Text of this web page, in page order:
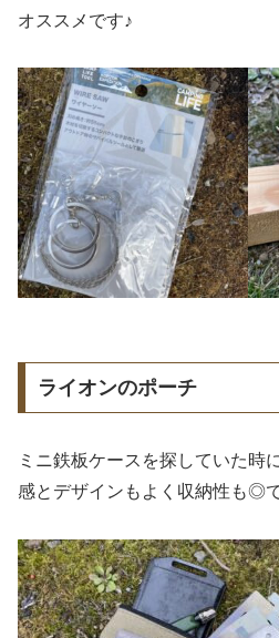
オススメです♪
ライオンのポーチ
ミニ鉄板ケースを探していた時
感とデザインもよく収納性も◎で